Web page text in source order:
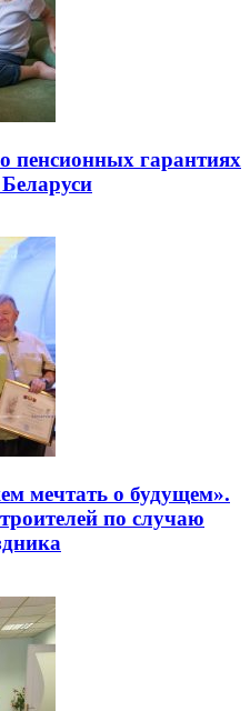
пенсионных гарантиях
мечтать о будущем».
по случаю